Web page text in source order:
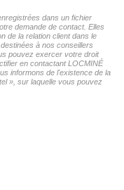
dans un fichier
demande de contact. Elles
de la relation client dans le
à nos conseillers
pouvez exercer votre droit
en contactant LOCMINÉ
informons de l'existence de la
», sur laquelle vous pouvez